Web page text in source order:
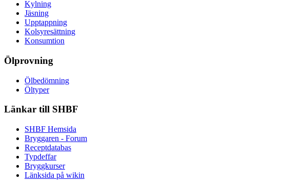
Kylning
Jäsning
Upptappning
Kolsyresättning
Konsumtion
Ölprovning
Ölbedömning
Öltyper
Länkar till SHBF
SHBF Hemsida
Bryggaren - Forum
Receptdatabas
Typdeffar
Bryggkurser
Länksida på wikin